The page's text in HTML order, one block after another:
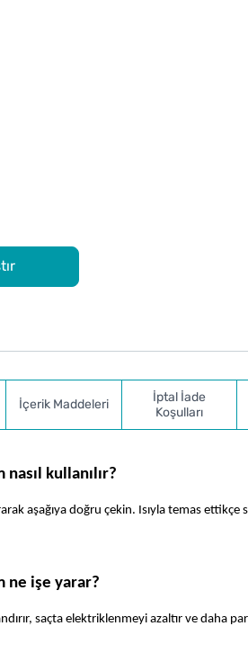
İçerik Maddeleri
İptal İade
Koşulları
nasıl kullanılır?
aşağıya doğru çekin. Isıyla temas ettikçe
ne işe yarar?
saçta elektriklenmeyi azaltır ve daha